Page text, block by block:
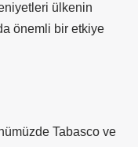
ülkenin
önemli bir etkiye
Tabasco ve